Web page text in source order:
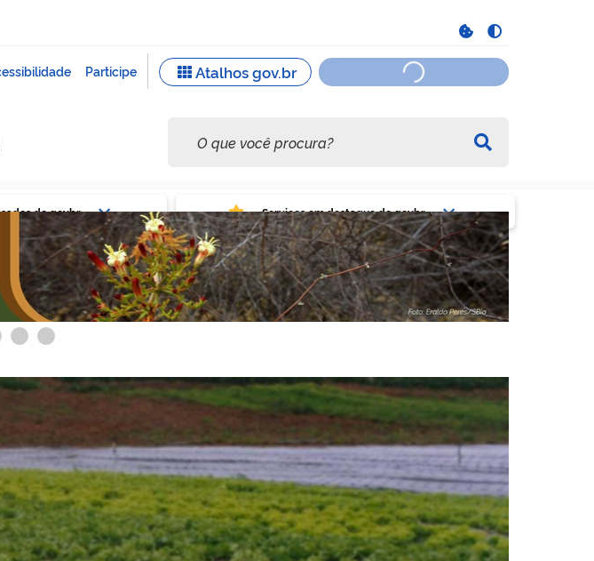
Serviços em destaque do govbr